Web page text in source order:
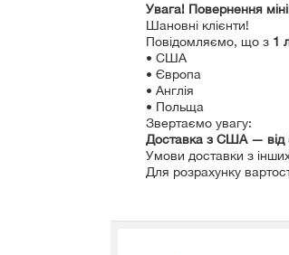
Увага! Повернення
Шановні клієнти!
Повідомляємо, що з 1
• США
• Європа
• Англія
• Польща
Звертаємо увагу:
Доставка з США — від
Умови доставки з
Для розрахунку